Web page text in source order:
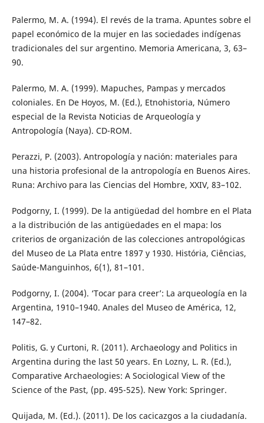
Palermo, M. A. (1994). El revés de la trama. Apuntes sobre el
papel económico de la mujer en las sociedades indígenas
tradicionales del sur argentino. Memoria Americana, 3, 63–
90.
Palermo, M. A. (1999). Mapuches, Pampas y mercados
coloniales. En De Hoyos, M. (Ed.), Etnohistoria, Número
especial de la Revista Noticias de Arqueología y
Antropología (Naya). CD-ROM.
Perazzi, P. (2003). Antropología y nación: materiales para
una historia profesional de la antropología en Buenos Aires.
Runa: Archivo para las Ciencias del Hombre, XXIV, 83–102.
Podgorny, I. (1999). De la antigüedad del hombre en el Plata
a la distribución de las antigüedades en el mapa: los
criterios de organización de las colecciones antropológicas
del Museo de La Plata entre 1897 y 1930. História, Ciências,
Saúde-Manguinhos, 6(1), 81–101.
Podgorny, I. (2004). ‘Tocar para creer’: La arqueología en la
Argentina, 1910–1940. Anales del Museo de América, 12,
147–82.
Politis, G. y Curtoni, R. (2011). Archaeology and Politics in
Argentina during the last 50 years. En Lozny, L. R. (Ed.),
Comparative Archaeologies: A Sociological View of the
Science of the Past, (pp. 495-525). New York: Springer.
Quijada, M. (Ed.). (2011). De los cacicazgos a la ciudadanía.